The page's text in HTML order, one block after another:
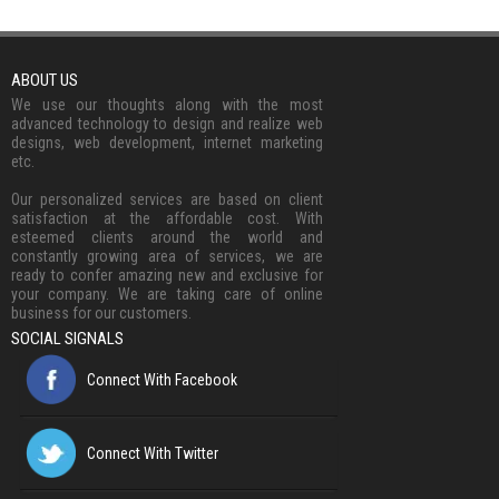
ABOUT US
We use our thoughts along with the most
advanced technology to design and realize web
designs, web development, internet marketing
etc.
Our personalized services are based on client
satisfaction at the affordable cost. With
esteemed clients around the world and
constantly growing area of services, we are
ready to confer amazing new and exclusive for
your company. We are taking care of online
business for our customers.
SOCIAL SIGNALS
Connect With Facebook
Connect With Twitter